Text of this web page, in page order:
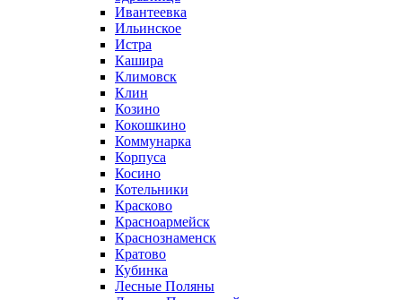
Ивантеевка
Ильинское
Истра
Кашира
Климовск
Клин
Козино
Кокошкино
Коммунарка
Корпуса
Косино
Котельники
Красково
Красноармейск
Краснознаменск
Кратово
Кубинка
Лесные Поляны